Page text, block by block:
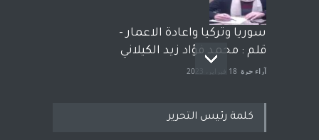
سوريا وتركيا واعادة الاعمار -
قلم : محمد فؤاد زيد الكيلاني
آراء حرة 18 فبراير، 2023
كلمة رئيس التحرير